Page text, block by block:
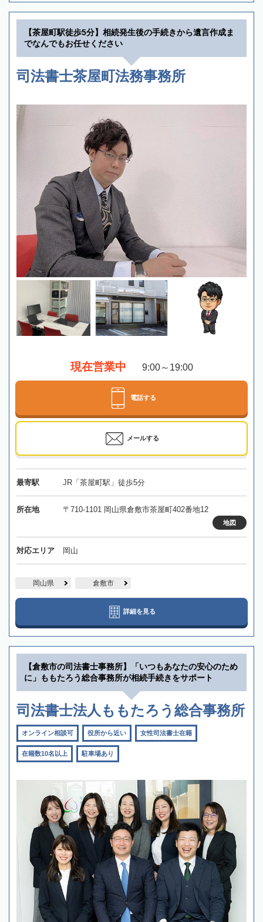
【茶屋町駅徒歩5分】相続発生後の手続きから遺言作成ま
でなんでもお任せください
司法書士茶屋町法務事務所
現在営業中 9:00～19:00
電話する
メールする
最寄駅 JR「茶屋町駅」徒歩5分
所在地 〒710-1101 岡山県倉敷市茶屋町402番地12
地図
対応エリア 岡山
岡山県 倉敷市
詳細を見る
【倉敷市の司法書士事務所】「いつもあなたの安心のため
に」ももたろう総合事務所が相続手続きをサポート
司法書士法人ももたろう総合事務所
オンライン相談可 役所から近い 女性司法書士在籍
在籍数10名以上 駐車場あり